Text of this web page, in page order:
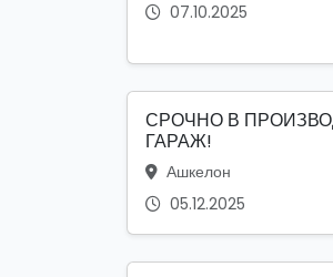
07.10.2025
СРОЧНО В
ГАРАЖ!
Ашкелон
05.12.2025